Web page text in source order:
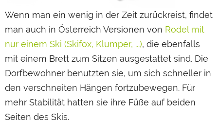
Wenn man ein wenig in der Zeit zurückreist, findet
man auch in Österreich Versionen von Rodel mit
nur einem Ski (Skifox, Klumper, ...), die ebenfalls
mit einem Brett zum Sitzen ausgestattet sind. Die
Dorfbewohner benutzten sie, um sich schneller in
den verschneiten Hängen fortzubewegen. Für
mehr Stabilität hatten sie ihre Füße auf beiden
Seiten des Skis.